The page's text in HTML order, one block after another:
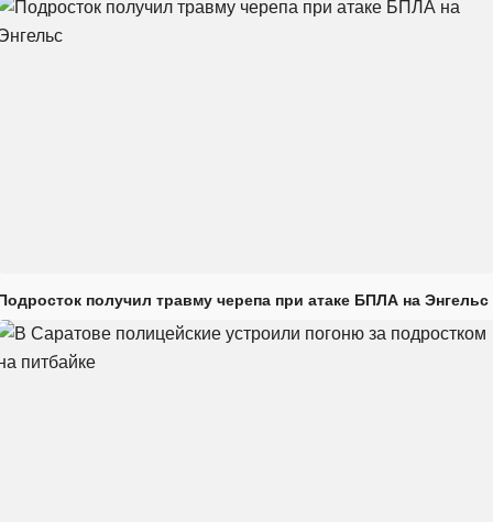
получил травму черепа при атаке БПЛА на Энгельс